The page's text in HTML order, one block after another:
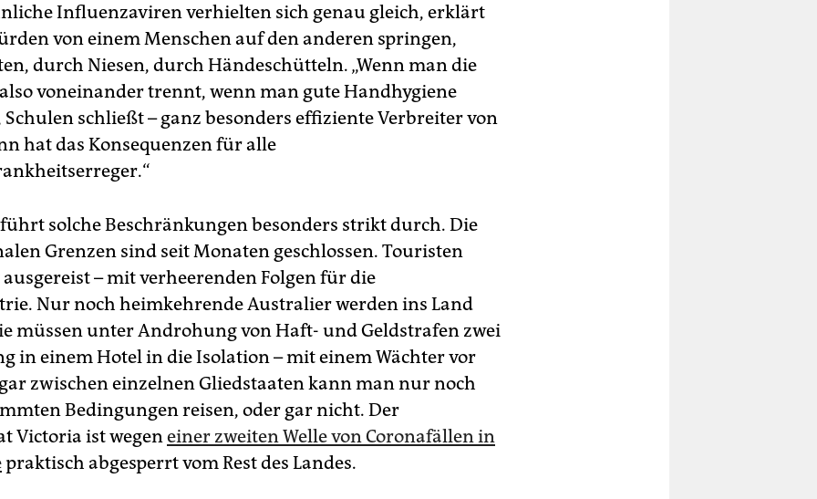
Influenzaviren verhielten sich genau gleich, erklärt
von einem Menschen auf den anderen springen,
durch Niesen, durch Händeschütteln. „Wenn man die
voneinander trennt, wenn man gute Handhygiene
schließt – ganz besonders effiziente Verbreiter von
hat das Konsequenzen für alle
solche Beschränkungen besonders strikt durch. Die
Grenzen sind seit Monaten geschlossen. Touristen
– mit verheerenden Folgen für die
Nur noch heimkehrende Australier werden ins Land
müssen unter Androhung von Haft- und Geldstrafen zwei
in einem Hotel in die Isolation – mit einem Wächter vor
zwischen einzelnen Gliedstaaten kann man nur noch
Bedingungen reisen, oder gar nicht. Der
Victoria ist wegeneiner zweiten Welle von Coronafällen in
praktisch abgesperrt vom Rest des Landes.